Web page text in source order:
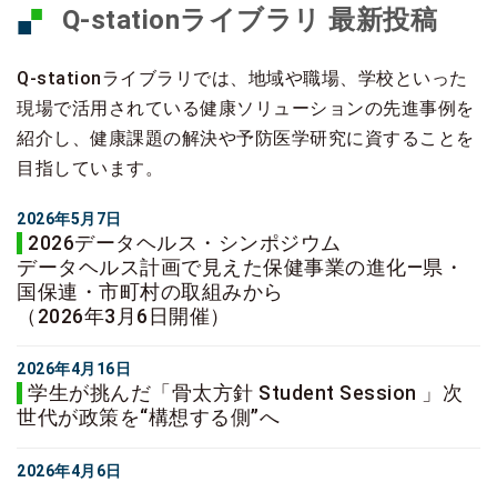
Q-stationライブラリ 最新投稿
Q-stationライブラリでは、地域や職場、学校といった
現場で活用されている健康ソリューションの先進事例を
紹介し、健康課題の解決や予防医学研究に資することを
目指しています。
2026年5月7日
2026データヘルス・シンポジウム
データヘルス計画で見えた保健事業の進化―県・
国保連・市町村の取組みから
（2026年3月6日開催）
2026年4月16日
学生が挑んだ「骨太方針 Student Session 」次
世代が政策を“構想する側”へ
2026年4月6日